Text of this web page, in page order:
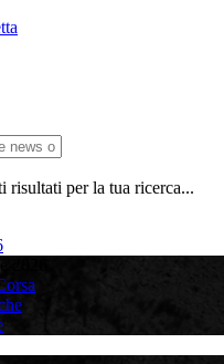
risultati per la tua ricerca...